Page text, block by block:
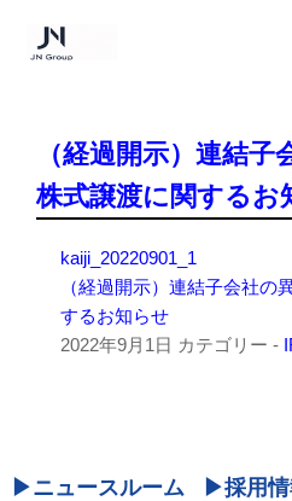
（経過開示）連結子
株式譲渡に関するお
kaiji_20220901_1
（経過開示）連結子会社の
するお知らせ
2022年9月1日 カテゴリー -
ニュースルーム 採用